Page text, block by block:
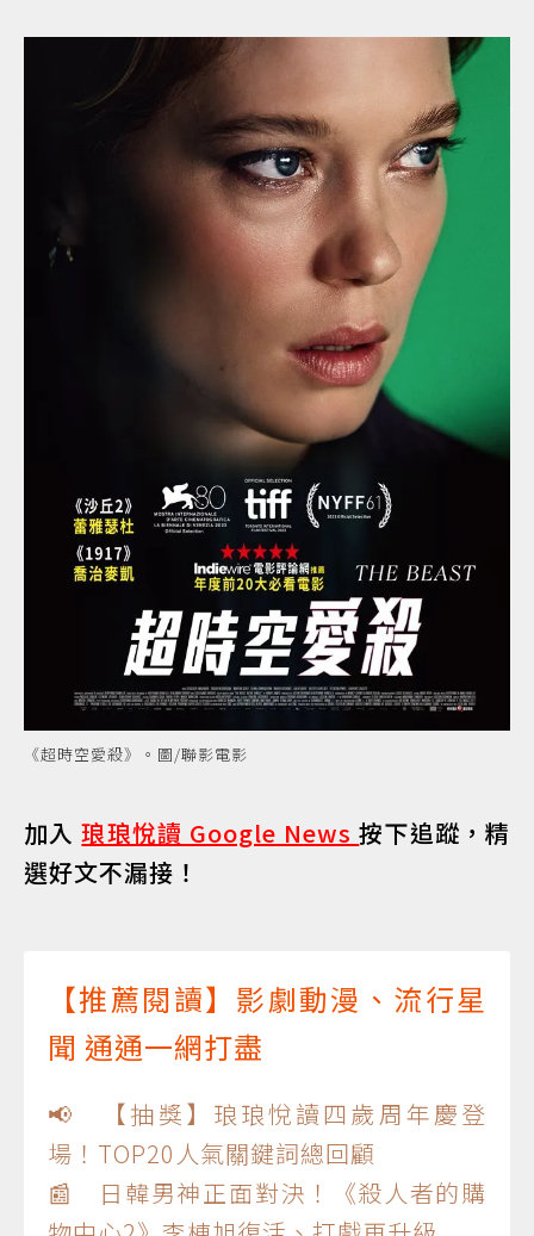
《超時空愛殺》。圖/聯影電影
加入琅琅悅讀 Google News按下追蹤，精
選好文不漏接！
【推薦閱讀】影劇動漫、流行星
聞 通通一網打盡
📢 【抽獎】琅琅悅讀四歲周年慶登
場！TOP20人氣關鍵詞總回顧
📰 日韓男神正面對決！《殺人者的購